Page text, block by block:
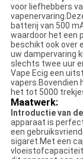
voor liefhebbers
batterij van 500
waardoor het een
beschikt ook over
uw dampervaring
slechts twee uur
Vape Ecig een
vapers.Bovendien
het tot 5000
Maatwerk:
Introductie van
apparaat is
een
sigaret.Met een
vloeistofcapaciteit